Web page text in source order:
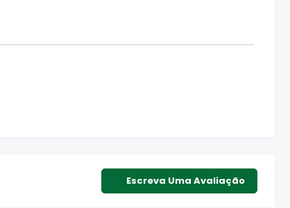
Escreva Uma Avaliação